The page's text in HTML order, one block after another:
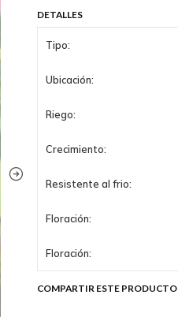
DETALLES
Tipo:
Ubicación:
Riego:
Crecimiento:
Resistente al frio:
Floración:
Floración:
COMPARTIR ESTE PRODUCTO